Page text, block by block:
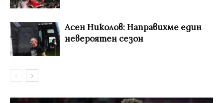
Асен Николов: Направихме един
невероятен сезон